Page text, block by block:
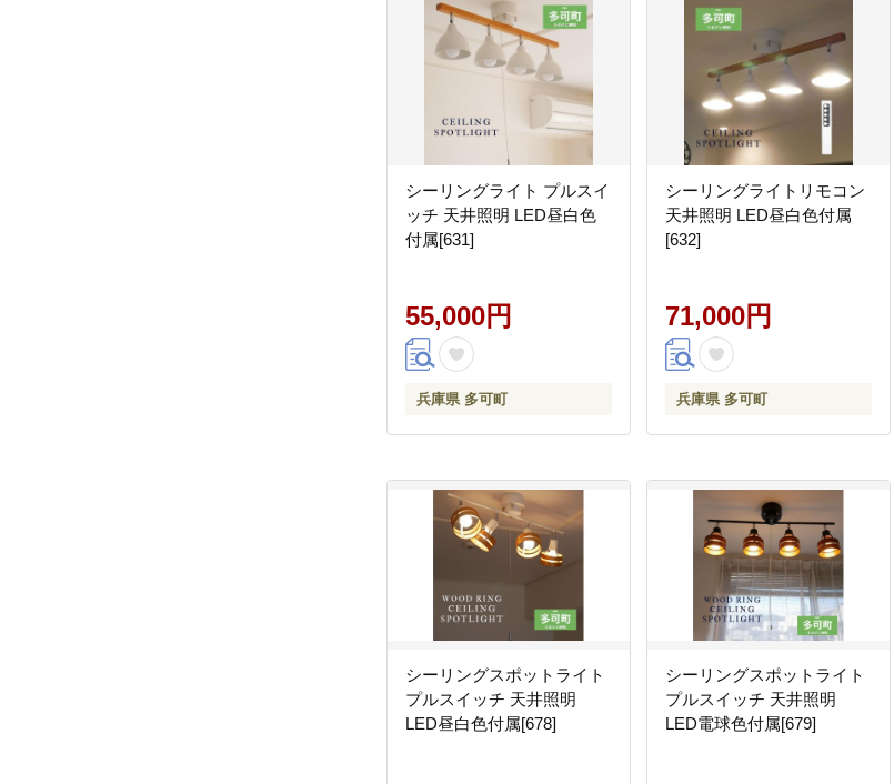
シーリングライト プルスイ
ッチ 天井照明 LED昼白色
付属[631]
55,000円
兵庫県 多可町
シーリングライトリモコン
天井照明 LED昼白色付属
[632]
71,000円
兵庫県 多可町
シーリングスポットライト
プルスイッチ 天井照明
LED昼白色付属[678]
シーリングスポットライト
プルスイッチ 天井照明
LED電球色付属[679]